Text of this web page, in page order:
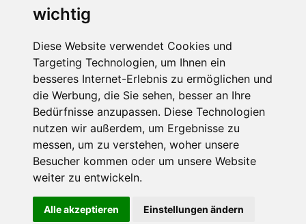
wichtig
Diese Website verwendet Cookies und
Targeting Technologien, um Ihnen ein
besseres Internet-Erlebnis zu ermöglichen und
die Werbung, die Sie sehen, besser an Ihre
Bedürfnisse anzupassen. Diese Technologien
nutzen wir außerdem, um Ergebnisse zu
messen, um zu verstehen, woher unsere
Besucher kommen oder um unsere Website
weiter zu entwickeln.
Alle akzeptieren Einstellungen ändern
Missbrauch
META
Anmelden
Eintrags-Feed
Kommentar-Feed
WordPress.org
Stolz präsentiert von WordPress
nutzt, gehen wir von deinem Einverständnis aus.